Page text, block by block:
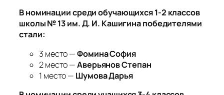
В номинации среди обучающихся 1-2 классов
школы № 13 им. Д. И. Кашигина победителями
стали:
3 место —Фомина София
2 место —Аверьянов Степан
1 место — Шумова Дарья